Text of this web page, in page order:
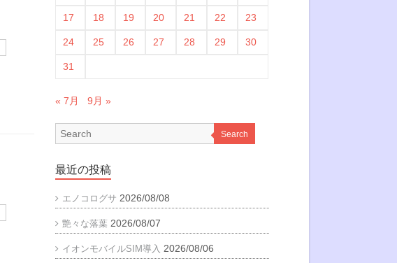
17 18 19 20 21 22 23
24 25 26 27 28 29 30
31
« 7月 9月 »
Search
最近の投稿
エノコログサ 2026/08/08
艶々な落葉 2026/08/07
イオンモバイルSIM導入 2026/08/06